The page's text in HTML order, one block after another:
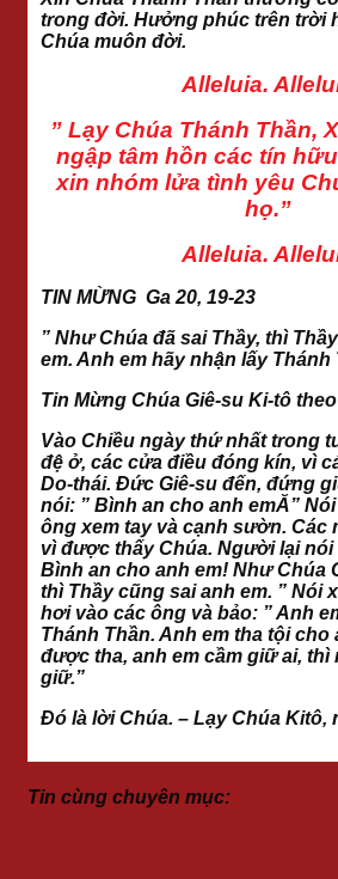
trong đời. Hưởng phúc trên trời
Chúa muôn đời.
Alleluia.
” Lạy Chúa Thánh Thần,
ngập tâm hồn các tín
xin nhóm lửa tình yêu
họ.”
Alleluia.
TIN MỪNG Ga 20, 19-23
” Như Chúa đã sai Thầy, thì
em. Anh em hãy nhận lấy Thánh
Tin Mừng Chúa Giê-su Ki-tô
Vào Chiều ngày thứ nhất trong
đệ ở, các cửa điều đóng kín, vì
Do-thái. Đức Giê-su đến, đứng
nói: ” Bình an cho anh emĂ”
ông xem tay và cạnh sườn. Các
vì được thấy Chúa. Người lại nói
Bình an cho anh em! Như Chúa
thì Thầy cũng sai anh em. ” Nói
hơi vào các ông và bảo: ” Anh
Thánh Thần. Anh em tha tội cho
được tha, anh em cầm giữ ai, thì
giữ.”
Đó là lời Chúa. – Lạy Chúa Kitô,
Tin cùng chuyên mục: